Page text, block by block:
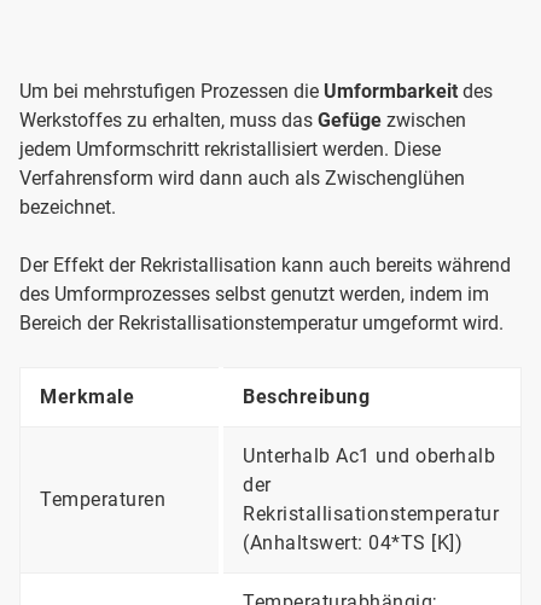
Um bei mehrstufigen Prozessen die Umformbarkeit des
Werkstoffes zu erhalten, muss das Gefüge zwischen
jedem Umformschritt rekristallisiert werden. Diese
Verfahrensform wird dann auch als Zwischenglühen
bezeichnet.
Der Effekt der Rekristallisation kann auch bereits während
des Umformprozesses selbst genutzt werden, indem im
Bereich der Rekristallisationstemperatur umgeformt wird.
Merkmale Beschreibung
Temperaturen
Unterhalb Ac1 und oberhalb
der
Rekristallisationstemperatur
(Anhaltswert: 04*TS [K])